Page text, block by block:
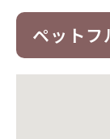
ペットフ